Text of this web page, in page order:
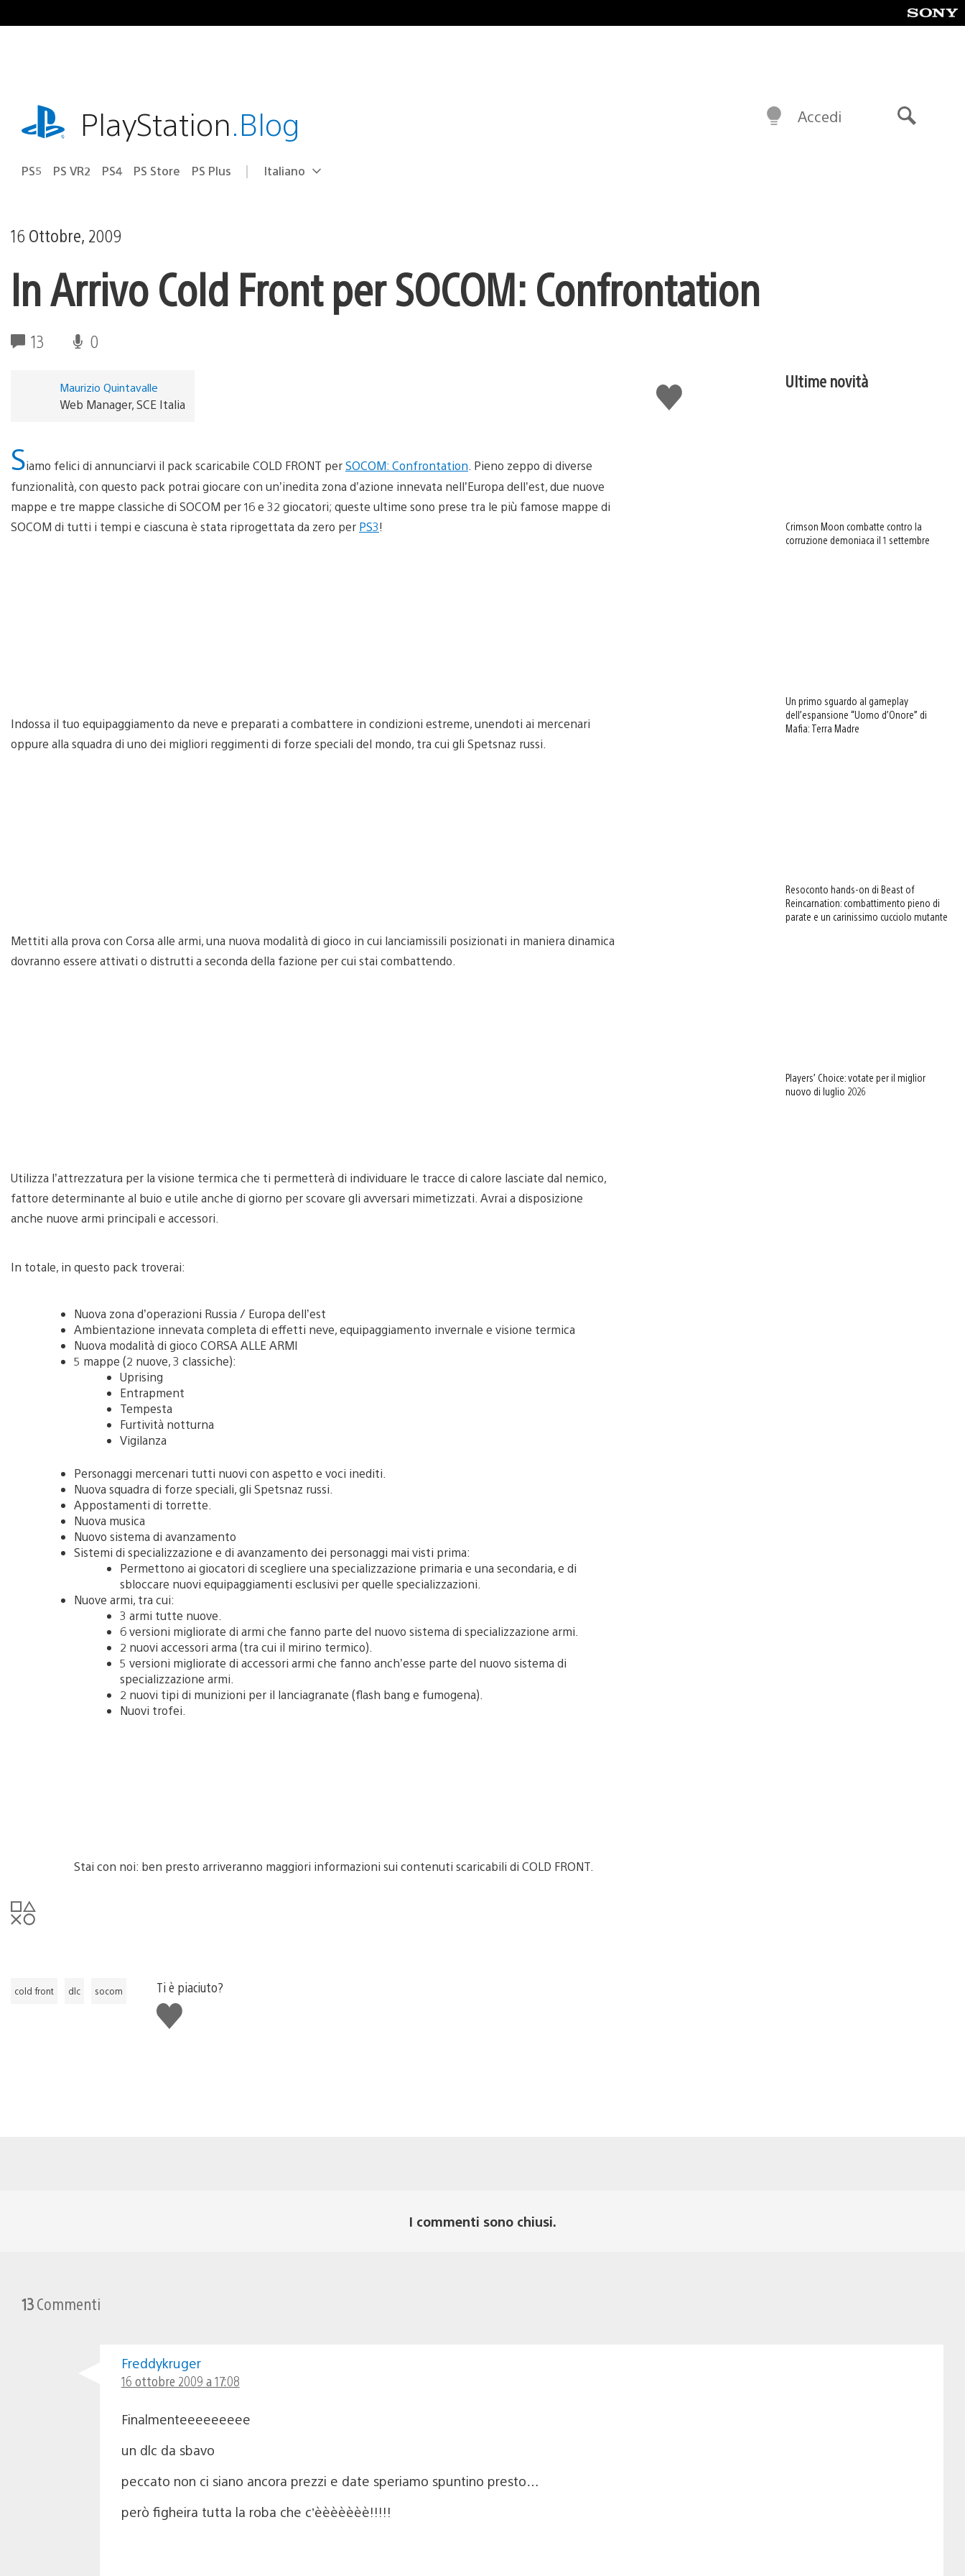
al
playstation.comPlayStation.Blog
PS5 PS VR2 PS4 PS Store PS Plus Seleziona
Regione
Italiano
Accedi
16 Ottobre, 2009
In Arrivo Cold Front per SOCOM: Confrontation
13 0
Mi
piace
Maurizio Quintavalle
Web Manager, SCE Italia
Siamo felici di annunciarvi il pack scaricabile COLD FRONT perSOCOM: Confrontation . Pieno zeppo di diverse
funzionalità, con questo pack potrai giocare con un’inedita zona d’azione innevata nell’Europa dell’est, due nuove
mappe e tre mappe classiche di SOCOM per 16 e 32 giocatori; queste ultime sono prese tra le più famose mappe di
SOCOM di tutti i tempi e ciascuna è stata riprogettata da zero per PS3!
Indossa il tuo equipaggiamento da neve e preparati a combattere in condizioni estreme, unendoti ai mercenari
oppure alla squadra di uno dei migliori reggimenti di forze speciali del mondo, tra cui gli Spetsnaz russi.
Mettiti alla prova con Corsa alle armi, una nuova modalità di gioco in cui lanciamissili posizionati in maniera dinamica
dovranno essere attivati o distrutti a seconda della fazione per cui stai combattendo.
Utilizza l’attrezzatura per la visione termica che ti permetterà di individuare le tracce di calore lasciate dal nemico,
fattore determinante al buio e utile anche di giorno per scovare gli avversari mimetizzati. Avrai a disposizione
anche nuove armi principali e accessori.
In totale, in questo pack troverai:
Nuova zona d’operazioni Russia / Europa dell’est
Ambientazione innevata completa di effetti neve, equipaggiamento invernale e visione termica
Nuova modalità di gioco CORSA ALLE ARMI
5 mappe (2 nuove, 3 classiche):
Uprising
Entrapment
Tempesta
Furtività notturna
Vigilanza
Personaggi mercenari tutti nuovi con aspetto e voci inediti.
Nuova squadra di forze speciali, gli Spetsnaz russi.
Appostamenti di torrette.
Nuova musica
Nuovo sistema di avanzamento
Sistemi di specializzazione e di avanzamento dei personaggi mai visti prima:
Permettono ai giocatori di scegliere una specializzazione primaria e una secondaria, e di
sbloccare nuovi equipaggiamenti esclusivi per quelle specializzazioni.
Nuove armi, tra cui:
3 armi tutte nuove.
6 versioni migliorate di armi che fanno parte del nuovo sistema di specializzazione armi.
2 nuovi accessori arma (tra cui il mirino termico).
5 versioni migliorate di accessori armi che fanno anch’esse parte del nuovo sistema di
specializzazione armi.
2 nuovi tipi di munizioni per il lanciagranate (flash bang e fumogena).
Nuovi trofei.
Stai con noi: ben presto arriveranno maggiori informazioni sui contenuti scaricabili di COLD FRONT.
cold front dlc socom
Ti è piaciuto?
Mi
piace
Ultime novità
Crimson Moon combatte contro la
corruzione demoniaca il 1 settembre
Un primo sguardo al gameplay
dell’espansione “Uomo d’Onore” di
Mafia: Terra Madre
Resoconto hands-on di Beast of
Reincarnation: combattimento pieno di
parate e un carinissimo cucciolo mutante
Players’ Choice: votate per il miglior
nuovo di luglio 2026
I commenti sono chiusi.
13Commenti
Freddykruger
16 ottobre 2009 a 17:08
Finalmenteeeeeeeee
un dlc da sbavo
peccato non ci siano ancora prezzi e date speriamo spuntino presto…
però figheira tutta la roba che c’èèèèèèè!!!!!